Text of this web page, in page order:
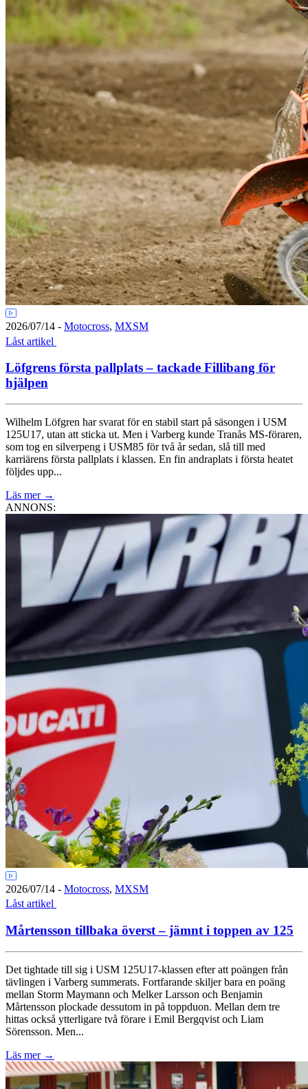
2026/07/14 - Motocross, MXSM
Låst artikel
Löfgrens första pallplats – tackade Fillibang för
hjälpen
Wilhelm Löfgren har svarat för en stabil start på säsongen i USM
125U17, utan att sticka ut. Men i Varberg kunde Tranås MS-föraren,
som tog en silverpeng i USM85 för två år sedan, slå till med
karriärens första pallplats i klassen. En fin andraplats i första heatet
följdes upp...
Läs mer →
ANNONS:
2026/07/14 - Motocross, MXSM
Låst artikel
Mårtensson tillbaka överst – jämnt i toppen av 125
Det tightade till sig i USM 125U17-klassen efter att poängen från
tävlingen i Varberg summerats. Fortfarande skiljer bara en poäng
mellan Storm Maymann och Melker Larsson och Benjamin
Mårtensson plockade dessutom in på toppduon. Mellan dem tre
hittas också ytterligare två förare i Emil Bergqvist och Liam
Sörensson. Men...
Läs mer →